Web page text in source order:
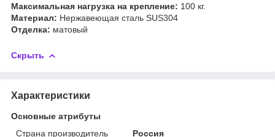
Максимальная нагрузка на крепление: 100 кг.
Материал: Нержавеющая сталь SUS304
Отделка: матовый
Скрыть
Характеристики
Основные атрибуты
Страна производитель
Россия